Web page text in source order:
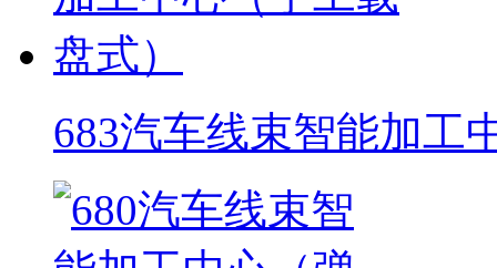
683汽车线束智能加工